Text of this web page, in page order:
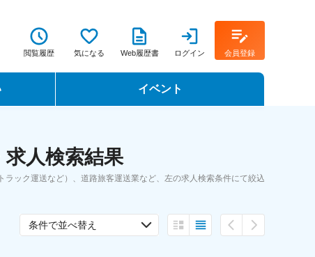
閲覧履歴 気になる Web履歴書 ログイン 会員登録
イベント
転職フェア
人検索結果
ック運送など）、道路旅客運送業など、左の求人検索条件にて絞込
条件で並べ替え